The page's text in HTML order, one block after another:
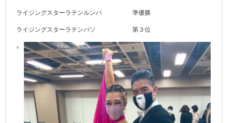
ライジングスターラテンルンバ 準優勝
ライジングスターラテンパソ 第３位